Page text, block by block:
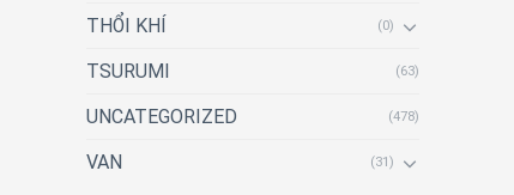
THỔI KHÍ (0)
TSURUMI (63)
UNCATEGORIZED (478)
VAN (31)